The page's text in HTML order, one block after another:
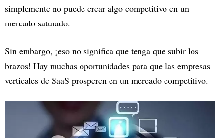
simplemente no puede crear algo competitivo en un
mercado saturado.
Sin embargo, ¡eso no significa que tenga que subir los
brazos! Hay muchas oportunidades para que las empresas
verticales de SaaS prosperen en un mercado competitivo.